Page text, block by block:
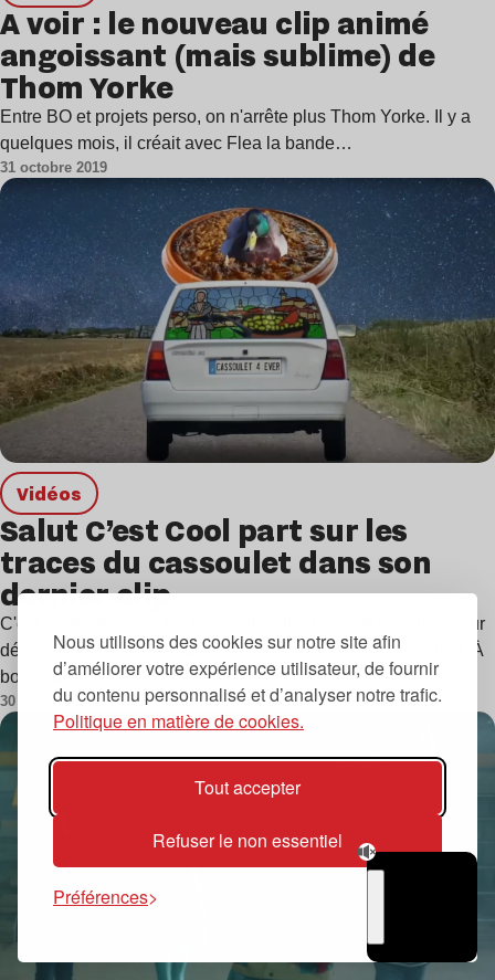
Nous utilisons des cookies sur notre site afin
d’améliorer votre expérience utilisateur, de fournir
du contenu personnalisé et d’analyser notre trafic.
Politique en matière de cookies.
Tout accepter
Refuser le non essentiel
Préférences
A voir : le nouveau clip animé
angoissant (mais sublime) de
Thom Yorke
Entre BO et projets perso, on n'arrête plus Thom Yorke. Il y a
quelques mois, il créait avec Flea la bande…
31 octobre 2019
Vidéos
Salut C’est Cool part sur les
traces du cassoulet dans son
dernier clip
C'est parti : direction la charmante ville de Castelnaudary pour
découvrir la spécialité culinaire du Languedoc, le cassoulet. À
bord d'une…
30 octobre 2019